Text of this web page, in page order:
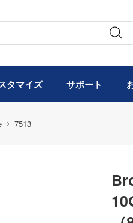
タマイズ サポート
7513